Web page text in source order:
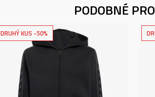
PODOBNÉ
DRUHÝ KUS -50%